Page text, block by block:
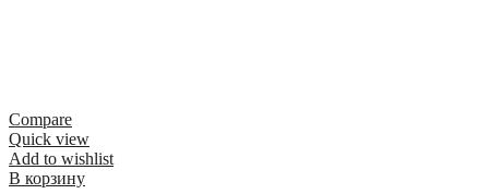
Compare
Quick view
Add to wishlist
В корзину